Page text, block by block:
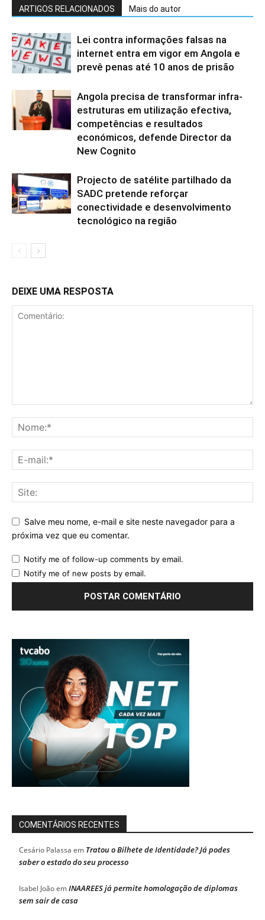
ARTIGOS RELACIONADOS Mais do autor
Lei contra informações falsas na
internet entra em vigor em Angola e
prevê penas até 10 anos de prisão
Angola precisa de transformar infra-
estruturas em utilização efectiva,
competências e resultados
económicos, defende Director da
New Cognito
Projecto de satélite partilhado da
SADC pretende reforçar
conectividade e desenvolvimento
tecnológico na região
DEIXE UMA RESPOSTA
Salve meu nome, e-mail e site neste navegador para a
próxima vez que eu comentar.
Notify me of follow-up comments by email.
Notify me of new posts by email.
COMENTÁRIOS RECENTES
Cesário Palassa em Tratou o Bilhete de Identidade? Já podes
saber o estado do seu processo
Isabel JoãoemINAAREES já permite homologação de diplomas
sem sair de casa